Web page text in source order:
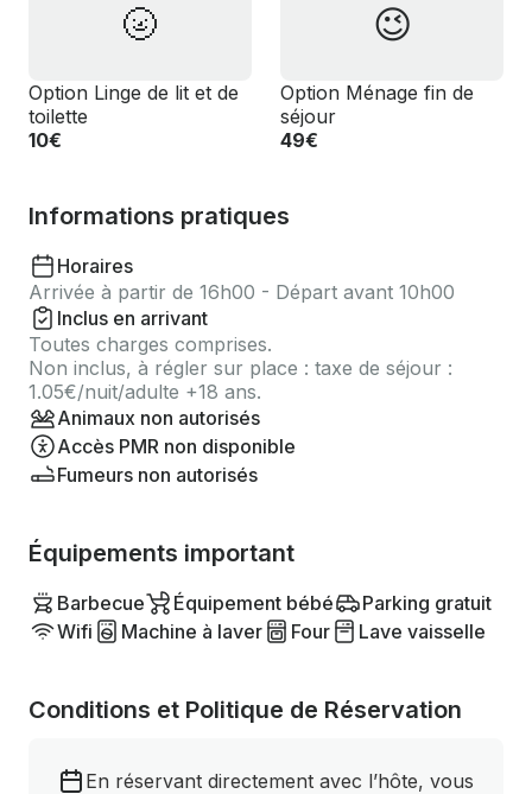
🌝
Option Linge de lit et de
toilette
10€
😉
Option Ménage fin de
séjour
49€
Informations pratiques
Horaires
Arrivée à partir de 16h00 - Départ avant 10h00
Inclus en arrivant
Toutes charges comprises.
Non inclus, à régler sur place : taxe de séjour :
1.05€/nuit/adulte +18 ans.
Animaux non autorisés
Accès PMR non disponible
Fumeurs non autorisés
Équipements important
Barbecue Équipement bébé
Parking gratuit
Wifi
Machine à laver Four Lave vaisselle
Conditions et Politique de Réservation
En réservant directement avec l’hôte, vous